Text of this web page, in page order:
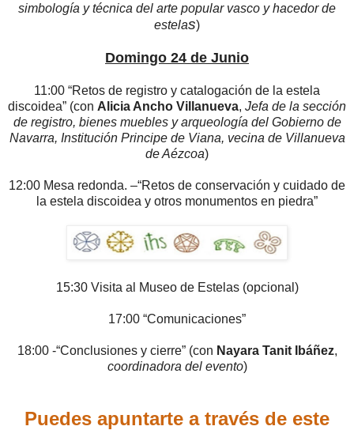
simbología y técnica del arte popular vasco y hacedor de
estelas)
Domingo 24 de Junio
11:00 “Retos de registro y catalogación de la estela
discoidea” (con Alicia Ancho Villanueva, Jefa de la sección
de registro, bienes muebles y arqueología del Gobierno de
Navarra, Institución Principe de Viana, vecina de Villanueva
de Aézcoa)
12:00 Mesa redonda. –“Retos de conservación y cuidado de
la estela discoidea y otros monumentos en piedra”
15:30 Visita al Museo de Estelas (opcional)
17:00 “Comunicaciones”
18:00 -“Conclusiones y cierre” (con Nayara Tanit Ibáñez,
coordinadora del evento)
Puedes apuntarte a través de este